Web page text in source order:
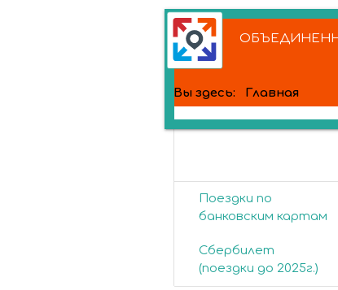
Вы здесь: Главная
Поездки по
банковским картам
Сбербилет
(поездки до 2025г.)